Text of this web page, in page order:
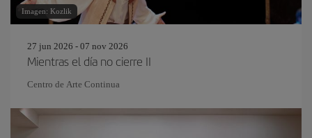
Imagen: Kozlik
27 jun 2026 - 07 nov 2026
Mientras el día no cierre II
Centro de Arte Continua